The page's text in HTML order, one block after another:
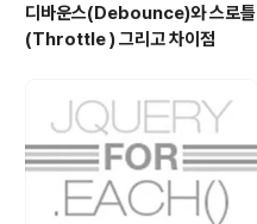
디바운스(Debounce)와 스로틀
(Throttle ) 그리고 차이점